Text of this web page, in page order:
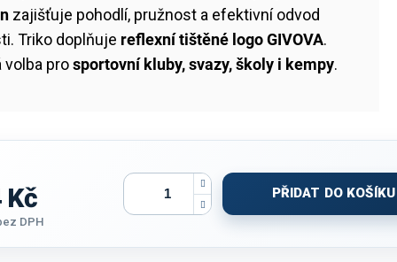
zajišťuje pohodlí, pružnost a efektivní odvod
Triko doplňuje reflexní tištěné logo GIVOVA.
volba prosportovní kluby, svazy, školy i kempy.
Kč
DPH
PŘIDAT DO KOŠÍKU